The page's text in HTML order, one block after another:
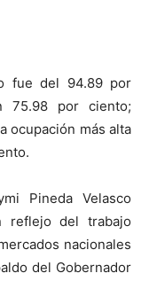
fue del 94.89 por
75.98 por ciento;
ocupación más alta
Pineda Velasco
reflejo del trabajo
nacionales
del Gobernador